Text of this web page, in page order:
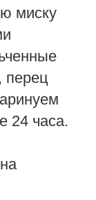
миску
перец
24 часа.